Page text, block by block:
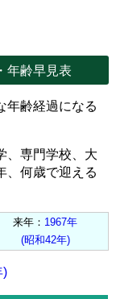
年齢早見表
年齢経過になる
、専門学校、大
、何歳で迎える
来年： 1967年
(昭和42年)
)